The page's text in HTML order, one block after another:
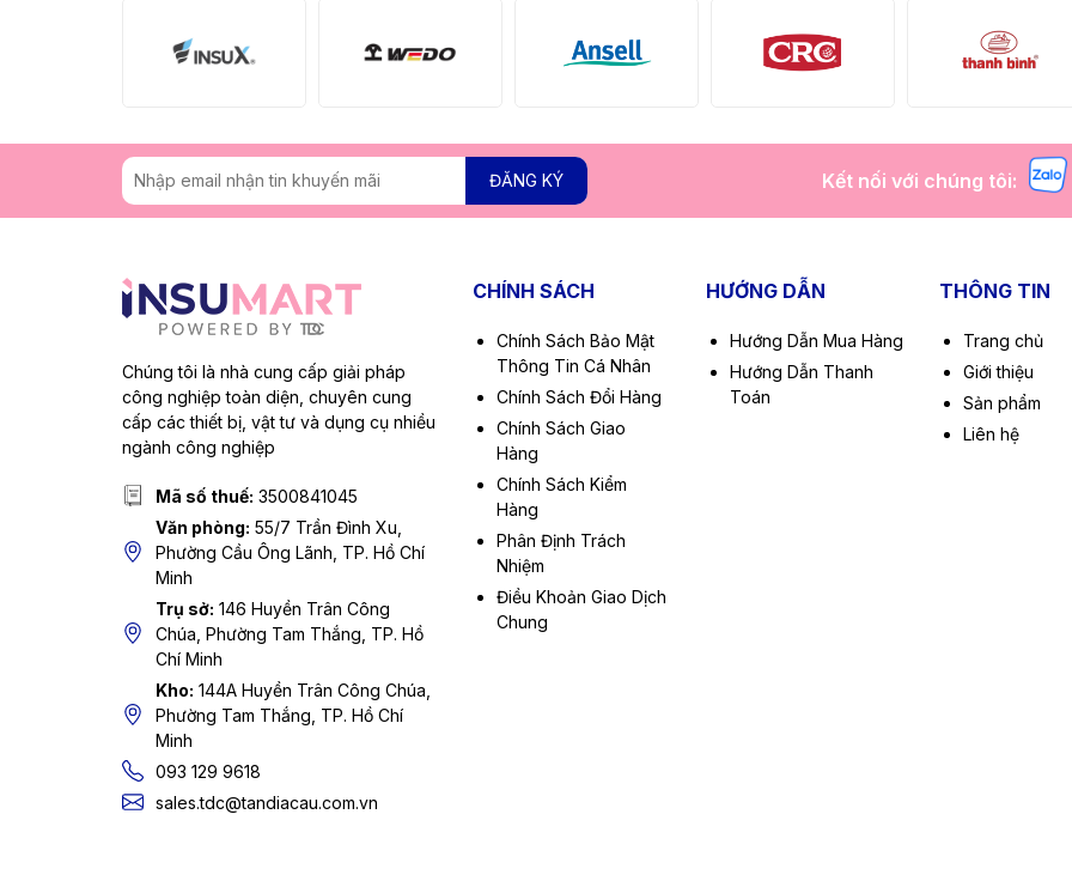
ĐĂNG KÝ Kết nối với chúng tôi:
Chúng tôi là nhà cung cấp giải pháp
công nghiệp toàn diện, chuyên cung
cấp các thiết bị, vật tư và dụng cụ nhiều
ngành công nghiệp
Mã số thuế: 3500841045
Văn phòng: 55/7 Trần Đình Xu,
Phường Cầu Ông Lãnh, TP. Hồ Chí
Minh
Trụ sở: 146 Huyền Trân Công
Chúa, Phường Tam Thắng, TP. Hồ
Chí Minh
Kho: 144A Huyền Trân Công Chúa,
Phường Tam Thắng, TP. Hồ Chí
Minh
093 129 9618
sales.tdc@tandiacau.com.vn
CHÍNH SÁCH
Chính Sách Bảo Mật
Thông Tin Cá Nhân
Chính Sách Đổi Hàng
Chính Sách Giao
Hàng
Chính Sách Kiểm
Hàng
Phân Định Trách
Nhiệm
Điều Khoản Giao Dịch
Chung
HƯỚNG DẪN
Hướng Dẫn Mua Hàng
Hướng Dẫn Thanh
Toán
THÔNG TIN
Trang chủ
Giới thiệu
Sản phẩm
Liên hệ